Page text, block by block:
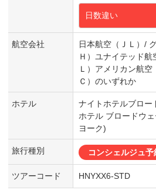
日数違い
航空会社
日本航空（ＪＬ）/
Ｈ）ユナイテッド航
Ｌ）アメリカン航
Ｃ）のいずれか
ホテル
ナイトホテルブロー
ホテル ブロードウ
ヨーク)
旅行種別 コンシェルジュ予
ツアーコード HNYXX6-STD